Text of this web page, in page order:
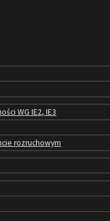
WG IE2, IE3
rozruchowym